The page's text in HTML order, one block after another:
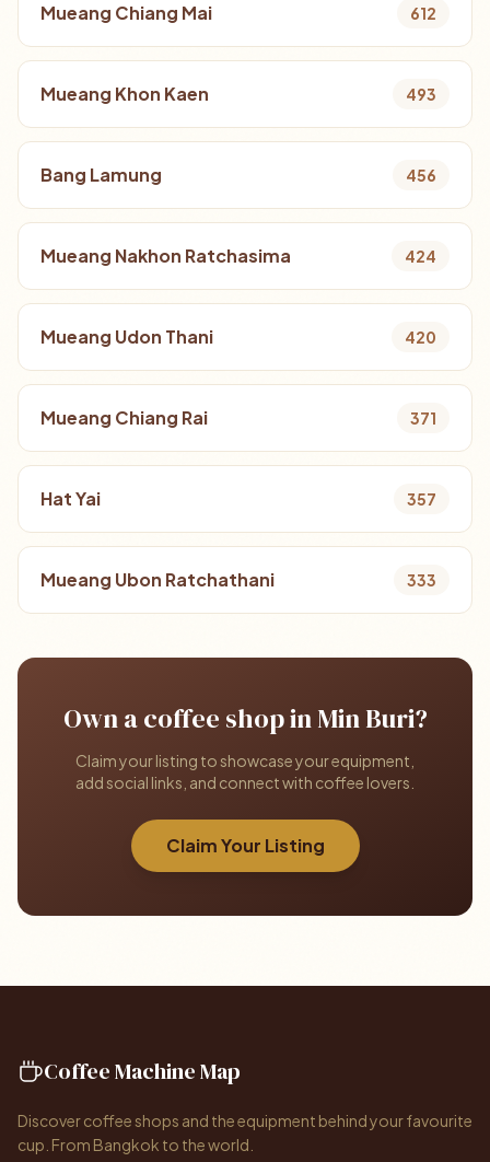
Mueang Chiang Mai 612
Mueang Khon Kaen 493
Bang Lamung 456
Mueang Nakhon Ratchasima 424
Mueang Udon Thani 420
Mueang Chiang Rai 371
Hat Yai 357
Mueang Ubon Ratchathani 333
Own a coffee shop in Min Buri?
Claim your listing to showcase your equipment,
add social links, and connect with coffee lovers.
Claim Your Listing
Coffee Machine Map
Discover coffee shops and the equipment behind your favourite
cup. From Bangkok to the world.